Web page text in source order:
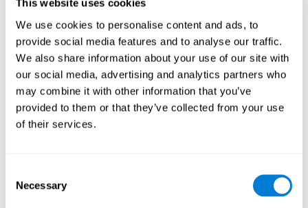
This website uses cookies
We use cookies to personalise content and ads, to
provide social media features and to analyse our traffic.
We also share information about your use of our site with
our social media, advertising and analytics partners who
may combine it with other information that you’ve
provided to them or that they’ve collected from your use
of their services.
Selection
Necessary
otras cosas. El esfuerzo que generamos al realizar estos
cambios durante el juego puede ayudarnos a estimular
nuestra flexibilidad cognitiva. Mejorar esta capacidad
cognitiva es importante para adaptarnos correctamente a
los cambios de nuestro entorno. En muchos deportes y otras
actividades cotidianas, tendremos que adaptarnos al
cambio de estrategias o a cambios de campo, haciendo uso
de nuestra flexibilidad cognitiva.
Es necesario que nos aseguremos de que